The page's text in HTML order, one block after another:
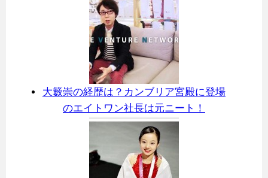
大籔崇の経歴は？カンブリア宮殿に登場
のエイトワン社長は元ニート！